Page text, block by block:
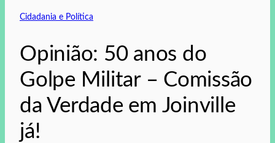
Cidadania e Política
Opinião: 50 anos do
Golpe Militar – Comissão
da Verdade em Joinville
já!